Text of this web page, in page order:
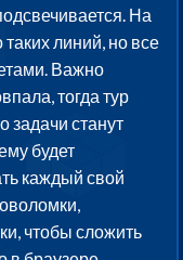
На
линий, но все
Важно
тогда тур
задачи станут
будет
каждый свой
чтобы сложить